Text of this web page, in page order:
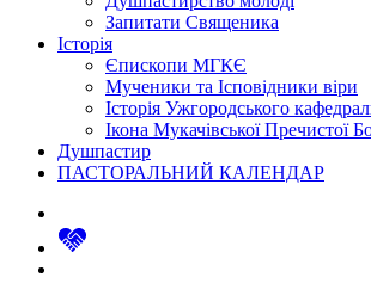
Запитати Священика
Історія
Єпископи МГКЄ
Мученики та Ісповідники віри
Історія Ужгородського
Ікона Мукачівської Пречистої
Душпастир
ПАСТОРАЛЬНИЙ КАЛЕНДАР